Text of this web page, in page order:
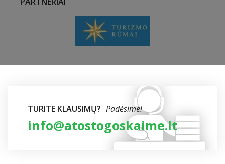
TURITE KLAUSIMŲ? Padėsime!
info@atostogoskaime.lt